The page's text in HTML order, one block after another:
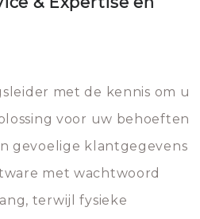
met de kennis om u
voor uw behoeften
gevoelige klantgegevens
met wachtwoord
terwijl fysieke